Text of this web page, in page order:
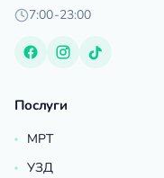
7:00-23:00
Послуги
МРТ
УЗД